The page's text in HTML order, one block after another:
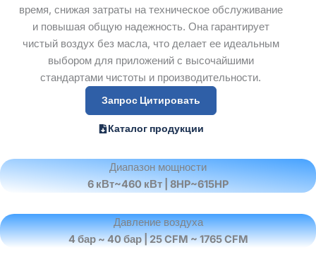
время, снижая затраты на техническое обслуживание
и повышая общую надежность. Она гарантирует
чистый воздух без масла, что делает ее идеальным
выбором для приложений с высочайшими
стандартами чистоты и производительности.
Запрос Цитировать
Каталог продукции
Диапазон мощности
6 кВт~460 кВт | 8HP~615HP
Давление воздуха
4 бар ~ 40 бар | 25 CFM ~ 1765 CFM